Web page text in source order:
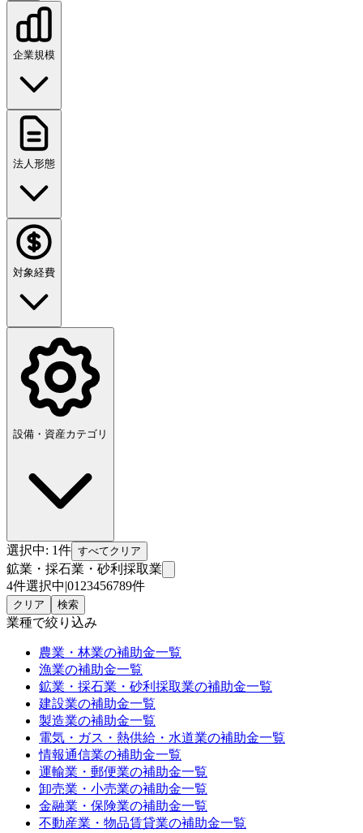
企業規模
法人形態
対象経費
設備・資産カテゴリ
選択中: 1件 すべてクリア
鉱業・採石業・砂利採取業
4件選択中|01 23456789件
クリア 検索
業種で絞り込み
農業・林業の補助金一覧
漁業の補助金一覧
鉱業・採石業・砂利採取業の補助金一覧
建設業の補助金一覧
製造業の補助金一覧
電気・ガス・熱供給・水道業の補助金一覧
情報通信業の補助金一覧
運輸業・郵便業の補助金一覧
卸売業・小売業の補助金一覧
金融業・保険業の補助金一覧
不動産業・物品賃貸業の補助金一覧